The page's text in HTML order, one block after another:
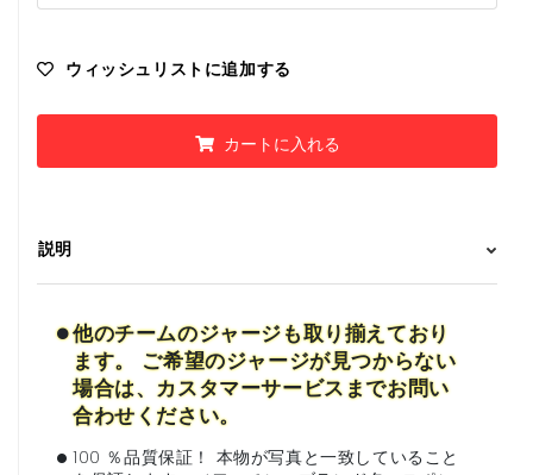
ウィッシュリストに追加する
カートに入れる
説明
•他のチームのジャージも取り揃えており
ます。 ご希望のジャージが見つからない
場合は、カスタマーサービスまでお問い
合わせください。
• 100 ％品質保証！ 本物が写真と一致していること